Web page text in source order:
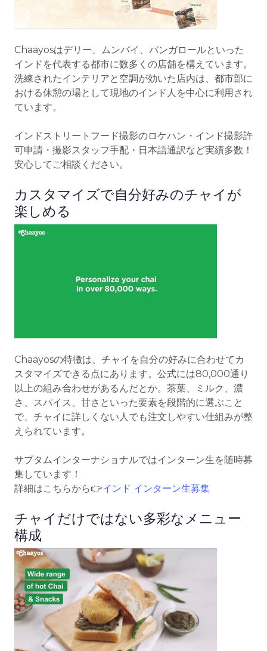
Chaayosはデリー、ムンバイ、バンガロールといった
インドを代表する都市に数多くの店舗を構えています。
洗練されたインテリアと空調が効いた店内は、都市部に
おける休憩の場として現地のインド人を中心に利用され
ています。
インドストリートフード撮影のロケハン・インド撮影許
可申請・撮影スタッフ手配・日本語通訳など実績多数！
安心してご相談ください。
カスタマイズで自分好みのチャイが
楽しめる
Chaayosの特徴は、チャイを自分の好みに合わせてカ
スタマイズできる点にあります。公式には80,000通り
以上の組み合わせがあるんだとか。茶葉、ミルク、濃
さ、スパイス、甘さといった要素を段階的に選ぶこと
で、チャイに詳しくない人でも注文しやすい仕組みが整
えられています。
サプタムインターナショナルではインターン生を随時募
集しています！
詳細はこちらから👉インド インターン生募集
チャイだけではない多彩なメニュー
構成